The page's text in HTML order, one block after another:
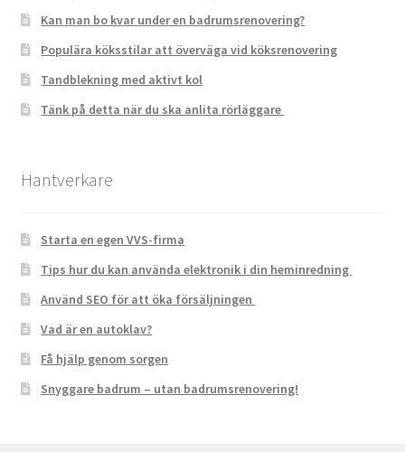
Kan man bo kvar under en badrumsrenovering?
Populära köksstilar att överväga vid köksrenovering
Tandblekning med aktivt kol
Tänk på detta när du ska anlita rörläggare
Hantverkare
Starta en egen VVS-firma
Tips hur du kan använda elektronik i din heminredning
Använd SEO för att öka försäljningen
Vad är en autoklav?
Få hjälp genom sorgen
Snyggare badrum – utan badrumsrenovering!